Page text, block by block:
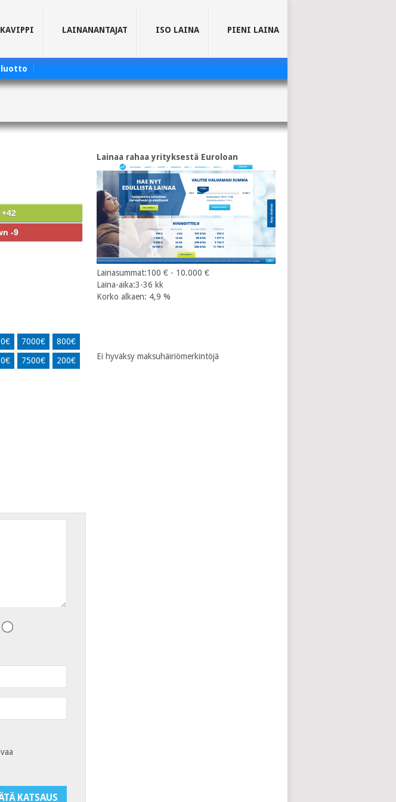
LAINANANTAJAT ISO LAINA PIENI LAINA
luotto
-9
7000€
800€
7500€
200€
Lainaa rahaa yrityksestä Euroloan
Lainasummat:100 € - 10.000 €
Laina-aika:3-36 kk
Korko alkaen: 4,9 %
Ei hyväksy maksuhäiriömerkintöjä